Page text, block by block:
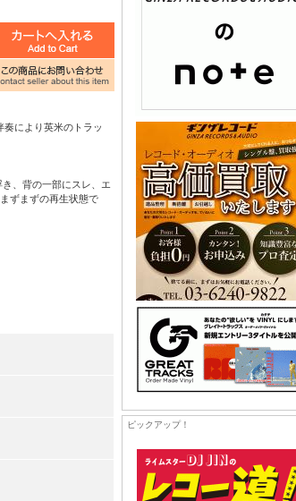
により英米のトラッ
、背の一部にスレ、エ
ずまずの再生状態で
ピックアップ！